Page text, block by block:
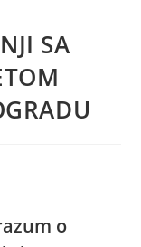
SA
o